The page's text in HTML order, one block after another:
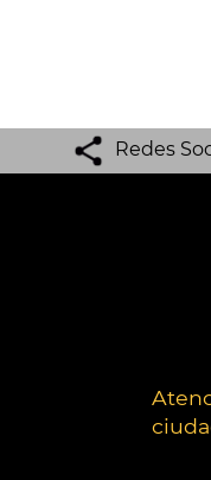
Redes